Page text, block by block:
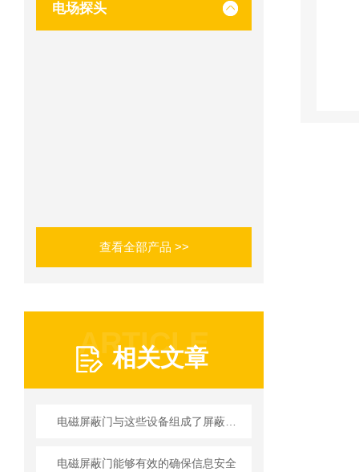
电场探头
查看全部产品 >>
ARTICLE
相关文章
电磁屏蔽门能够有效的确保信息安全